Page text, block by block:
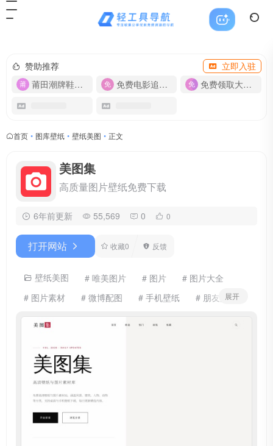
赞助推荐
立即入驻
莆田潮牌鞋服-货源
免费电影追剧APP 免费领取大流量卡【500G】
首页 • 图库壁纸 • 壁纸美图 • 正文
美图集
高质量图片壁纸免费下载
6年前更新 55,569 0 0
打开网站 收藏0 反馈
壁纸美图 # 唯美图片 # 图片
# 图片大全
# 图片素材
# 微博配图 # 手机壁纸
# 朋友圈配图
# 桌面壁纸
# 风景壁纸
展开